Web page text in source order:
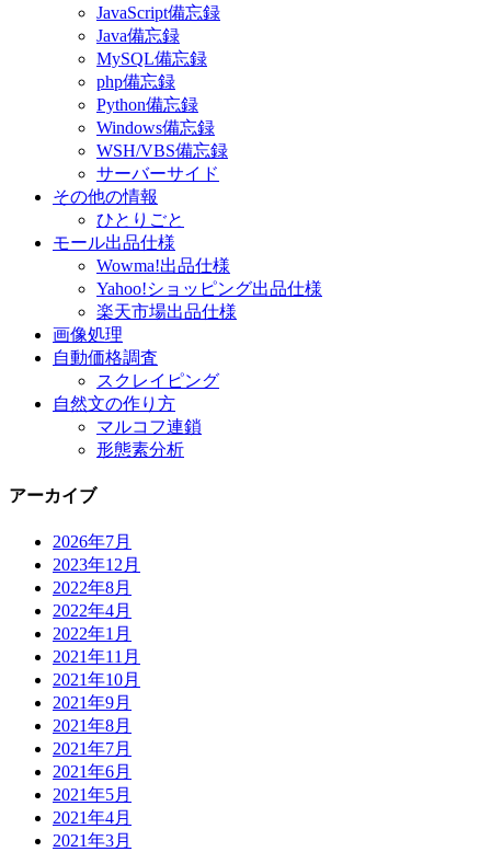
JavaScript備忘録
Java備忘録
MySQL備忘録
php備忘録
Python備忘録
Windows備忘録
WSH/VBS備忘録
サーバーサイド
その他の情報
ひとりごと
モール出品仕様
Wowma!出品仕様
Yahoo!ショッピング出品仕様
楽天市場出品仕様
画像処理
自動価格調査
スクレイピング
自然文の作り方
マルコフ連鎖
形態素分析
アーカイブ
2026年7月
2023年12月
2022年8月
2022年4月
2022年1月
2021年11月
2021年10月
2021年9月
2021年8月
2021年7月
2021年6月
2021年5月
2021年4月
2021年3月